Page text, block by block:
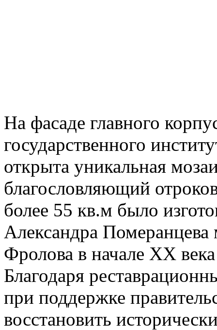
На фасаде главного
государственного
открыта уникальная
благословляющий
более 55 кв.м было
Александра Померанцева
Фролова в начале ХХ
Благодаря
при поддержке
восстановить